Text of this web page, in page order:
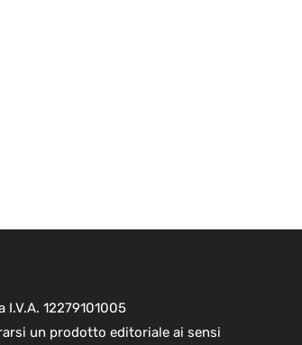
12279101005
un prodotto editoriale ai sensi